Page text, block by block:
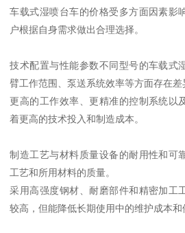
车载式湿喷台车的价格受多方面因素影
户根据自身需求做出合理选择。
技术配置与性能参数不同型号的车载式
臂工作范围、泵送系统效率等方面存在差
更高的工作效率、更精准的控制系统以
着更高的技术投入和制造成本。
制造工艺与材料质量设备的耐用性和可
工艺和所用材料的质量。
采用高强度钢材、耐磨部件和精密加工
较高，但能降低长期使用中的维护成本和